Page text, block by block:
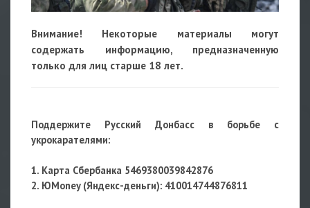
Внимание! Некоторые материалы могут
содержать информацию, предназначенную
только для лиц старше 18 лет.
Поддержите Русский Донбасс в борьбе с
укрокарателями:
1. Карта Сбербанка 5469380039842876
2. ЮMoney (Яндекс-деньги): 410014744876811